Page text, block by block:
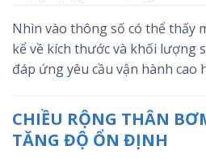
Nhìn vào thông số có thể thấy
kể về kích thước và khối lượng
đáp ứng yêu cầu vận hành cao
CHIỀU RỘNG THÂN
TĂNG ĐỘ ỔN ĐỊNH